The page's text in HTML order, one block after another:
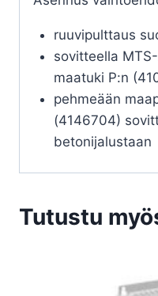
ruuvipulttaus
sovitteella
maatuki P:n
pehmeään
(4146704)
betonijalustaan
Tutustu